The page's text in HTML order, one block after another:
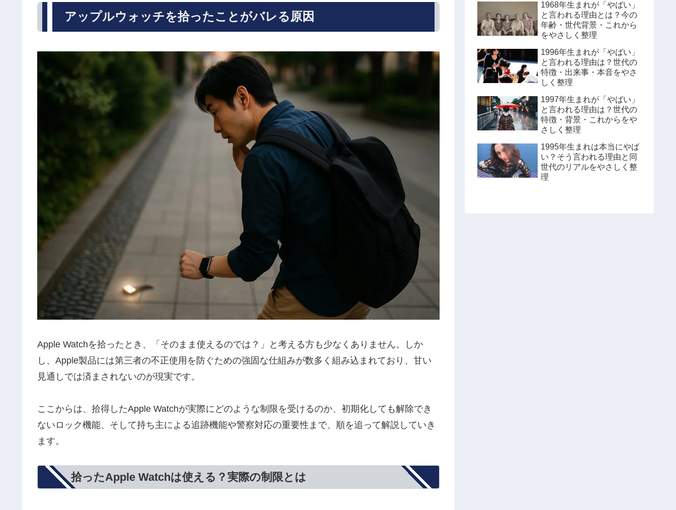
アップルウォッチを拾ったことがバレる原因
Apple Watchを拾ったとき、「そのまま使えるのでは？」と考える方も少なくありません。しか
し、Apple製品には第三者の不正使用を防ぐための強固な仕組みが数多く組み込まれており、甘い
見通しでは済まされないのが現実です。
ここからは、拾得したApple Watchが実際にどのような制限を受けるのか、初期化しても解除でき
ないロック機能、そして持ち主による追跡機能や警察対応の重要性まで、順を追って解説していき
ます。
拾ったApple Watchは使える？実際の制限とは
1968年生まれが「やばい」
と言われる理由とは？今の
年齢・世代背景・これから
をやさしく整理
1996年生まれが「やばい」
と言われる理由は？世代の
特徴・出来事・本音をやさ
しく整理
1997年生まれが「やばい」
と言われる理由は？世代の
特徴・背景・これからをや
さしく整理
1995年生まれは本当にやば
い？そう言われる理由と同
世代のリアルをやさしく整
理